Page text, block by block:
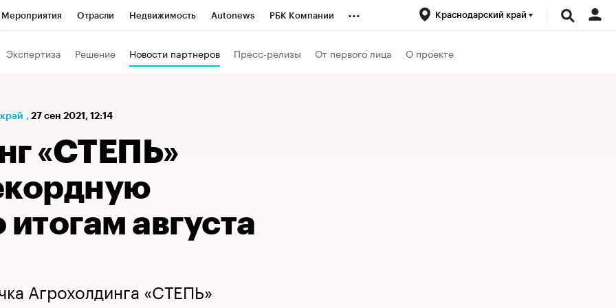
Мероприятия Отрасли Недвижимость Autonews РБК Компании
Экономика Бизнес
... Краснодарский край
Экспертиза Решение Новости партнеров Пресс-релизы От первого лица О проекте
, 27 сен 2021, 12:14
«СТЕПЬ»
августа
Агрохолдинга «СТЕПЬ»